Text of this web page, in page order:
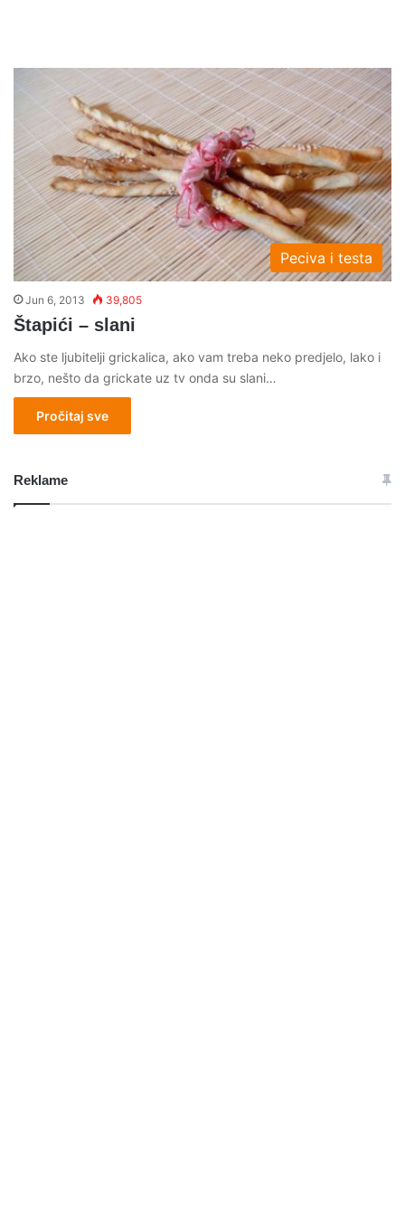
Peciva i testa
Jun 6, 2013 39,805
Štapići – slani
Ako ste ljubitelji grickalica, ako vam treba neko predjelo, lako i
brzo, nešto da grickate uz tv onda su slani…
Pročitaj sve
Reklame